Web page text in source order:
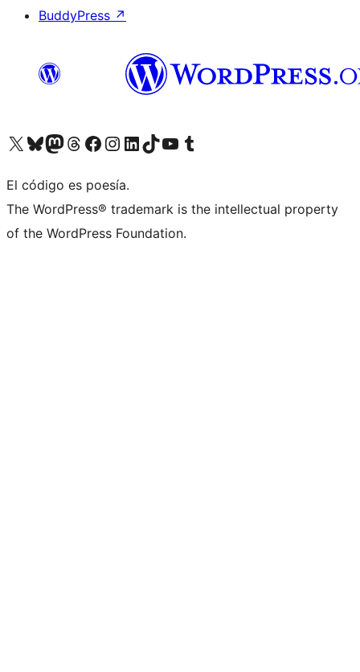
BuddyPress ↗
Visita nuestra cuenta de X (anteriormente Twitter)
Visita nuestra cuenta de Bluesky
Visita nuestra cuenta de Mastodon
Visita nuestra cuenta de Threads
Visita nuestra página de Facebook
Visita nuestra cuenta de Instagram
Visita nuestra cuenta de LinkedIn
Visita nuestra cuenta de TikTok
Visita nuestro canal de YouTube
Visita nuestra cuenta de Tumblr
El código es poesía.
The WordPress® trademark is the intellectual property
of the WordPress Foundation.